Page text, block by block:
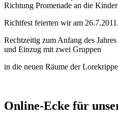
Richtung Promenade an die
Richtfest feierten wir am 26.7.2011.
Rechtzeitig zum Anfang des
und Einzug mit zwei Gruppen
in die neuen Räume der
Online-Ecke für